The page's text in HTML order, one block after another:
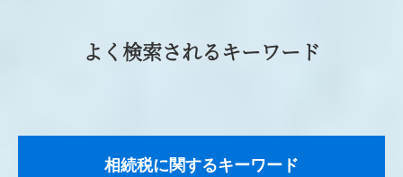
よく検索されるキーワード
相続税に関するキーワード